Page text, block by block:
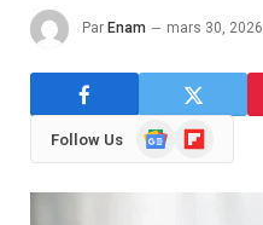
Par Enam mars 30, 2026
Follow Us
GoogleFlipboard